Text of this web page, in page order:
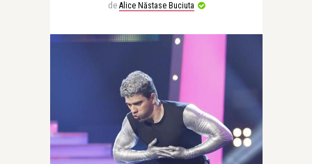
de Alice Năstase Buciuta